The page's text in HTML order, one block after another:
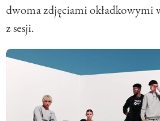
dwoma zdjęciami
z sesji.